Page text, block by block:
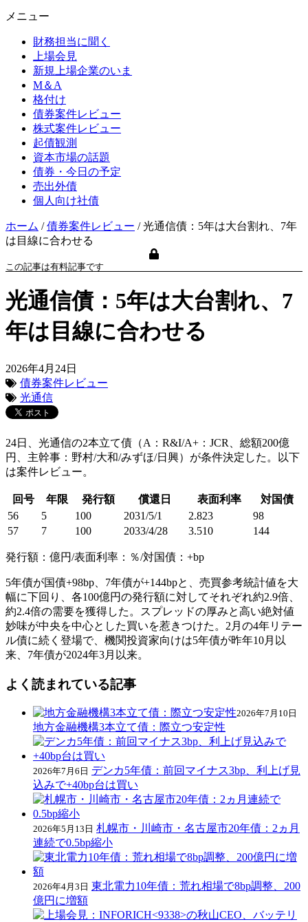
メニュー
財務担当に聞く
上場会見
新規上場企業のいま
M＆A
格付け
債券案件レビュー
株式案件レビュー
起債観測
資本市場の話題
債券・今日の予定
売出外債
個人向け社債
ホーム /債券案件レビュー /光通信債：5年は大台割れ、7年
は目線に合わせる
この記事は有料記事です
光通信債：5年は大台割れ、7
年は目線に合わせる
2026年4月24日
債券案件レビュー
光通信
24日、光通信の2本立て債（A：R&I/A+：JCR、総額200億
円、主幹事：野村/大和/みずほ/日興）が条件決定した。以下
は案件レビュー。
回号 年限 発行額 償還日 表面利率
対国債
56
5 100 2031/5/1 2.823
98
57
7 100 2033/4/28 3.510 144
発行額：億円/表面利率：％/対国債：+bp
5年債が国債+98bp、7年債が+144bpと、売買参考統計値を大
幅に下回り、各100億円の発行額に対してそれぞれ約2.9倍、
約2.4倍の需要を獲得した。スプレッドの厚みと高い絶対値
妙味が中央を中心とした買いを惹きつけた。2月の4年リテー
ル債に続く登場で、機関投資家向けは5年債が昨年10月以
来、7年債が2024年3月以来。
よく読まれている記事
2026年7月10日
地方金融機構3本立て債：際立つ安定性
2026年7月6日 デンカ5年債：前回マイナス3bp、利上げ見
込みで+40bp台は買い
2026年5月13日 札幌市・川崎市・名古屋市20年債：2ヵ月
連続で0.5bp縮小
2026年4月3日 東北電力10年債：荒れ相場で8bp調整、200
億円に増額